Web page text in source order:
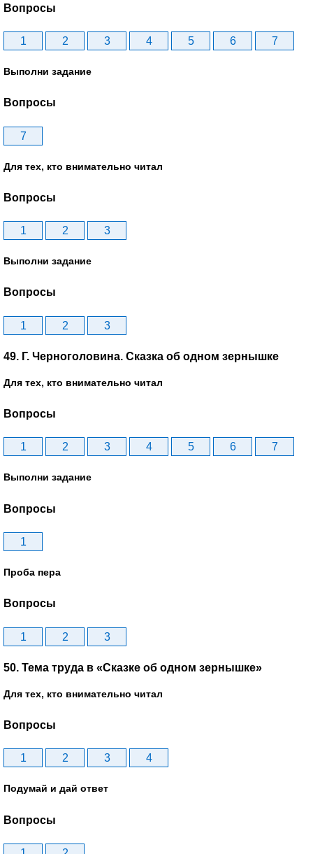
Вопросы
1 2 3 4 5 6 7
Выполни задание
Вопросы
7
Для тех, кто внимательно читал
Вопросы
1 2 3
Выполни задание
Вопросы
1 2 3
49. Г. Черноголовина. Сказка об одном зернышке
Для тех, кто внимательно читал
Вопросы
1 2 3 4 5 6 7
Выполни задание
Вопросы
1
Проба пера
Вопросы
1 2 3
50. Тема труда в «Сказке об одном зернышке»
Для тех, кто внимательно читал
Вопросы
1 2 3 4
Подумай и дай ответ
Вопросы